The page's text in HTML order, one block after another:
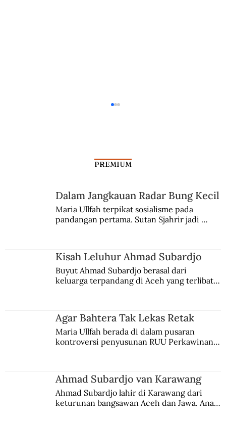
Pancasila dan Gerakan yang Bersimpang
PREMIUM
Dalam Jangkauan Radar Bung Kecil
Maria Ullfah terpikat sosialisme pada
pandangan pertama. Sutan Sjahrir jadi
Kisah Leluhur Ahmad Subardjo
Buyut Ahmad Subardjo berasal dari
keluarga terpandang di Aceh yang terlibat
Agar Bahtera Tak Lekas Retak
Maria Ullfah berada di dalam pusaran
kontroversi penyusunan RUU Perkawinan.
Ahmad Subardjo van Karawang
Ahmad Subardjo lahir di Karawang dari
keturunan bangsawan Aceh dan Jawa. Anak